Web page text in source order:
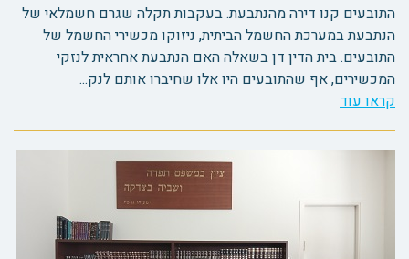
התובעים קנו דירה מהנתבעת. בעקבות תקלה שגרם חשמלאי של
הנתבעת במערכת החשמל הביתית, ניזוקו מכשירי החשמל של
התובעים. בית הדין דן בשאלה האם הנתבעת אחראית לנזקי
המכשירים, אף שהתובעים היו אלו שחיברו אותם לנק...
קראו עוד